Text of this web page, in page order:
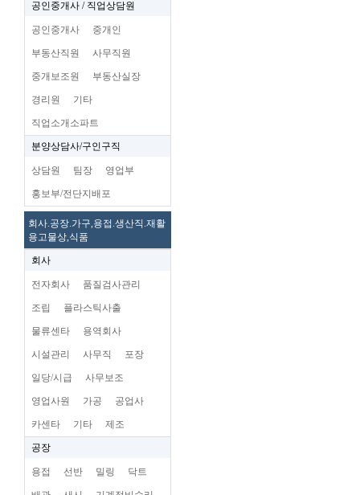
공인중개사 / 직업상담원
공인중개사 중개인
부동산직원 사무직원
중개보조원 부동산실장
경리원 기타
직업소개소파트
분양상담사/구인구직
상담원 팀장 영업부
홍보부/전단지배포
회사.공장.가구,용접.생산직.재활
용고물상,식품
회사
전자회사 품질검사관리
조립 플라스틱사출
물류센타 용역회사
시설관리 사무직 포장
일당/시급 사무보조
영업사원 가공 공업사
카센타 기타 제조
공장
용접 선반 밀링 닥트